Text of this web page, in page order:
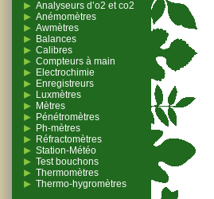
Analyseurs d’o2 et co2
Anémomètres
Awmètres
Balances
Calibres
Compteurs à main
Electrochimie
Enregistreurs
Luxmètres
Mètres
Pénétromètres
Ph-mètres
Réfractomètres
Station-Météo
Test bouchons
Thermomètres
Thermo-hygromètres